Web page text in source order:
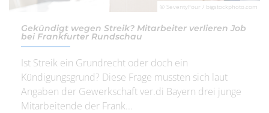
© SeventyFour / bigstockphoto.com
Gekündigt wegen Streik? Mitarbeiter verlieren Job
bei Frankfurter Rundschau
Ist Streik ein Grundrecht oder doch ein
Kündigungsgrund? Diese Frage mussten sich laut
Angaben der Gewerkschaft ver.di Bayern drei junge
Mitarbeitende der Frank...